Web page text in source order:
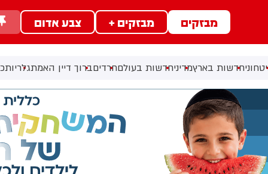
מבזקים מבזקים + צבע אדום
חדשות בארץמדיניחדשות בעולםחרדיםברוך דיין האמתגלריות